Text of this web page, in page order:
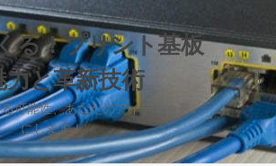
る！プリント基板
力と革新技術
可能性、あなたのアイデアを形
にします！
検
索
切
り
替